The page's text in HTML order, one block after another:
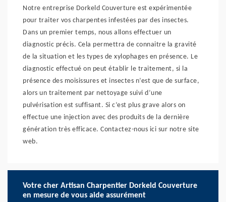
Notre entreprise Dorkeld Couverture est expérimentée
pour traiter vos charpentes infestées par des insectes.
Dans un premier temps, nous allons effectuer un
diagnostic précis. Cela permettra de connaitre la gravité
de la situation et les types de xylophages en présence. Le
diagnostic effectué on peut établir le traitement, si la
présence des moisissures et insectes n’est que de surface,
alors un traitement par nettoyage suivi d’une
pulvérisation est suffisant. Si c’est plus grave alors on
effectue une injection avec des produits de la dernière
génération très efficace. Contactez-nous ici sur notre site
web.
Votre cher Artisan Charpentier Dorkeld Couverture
en mesure de vous aide assurément